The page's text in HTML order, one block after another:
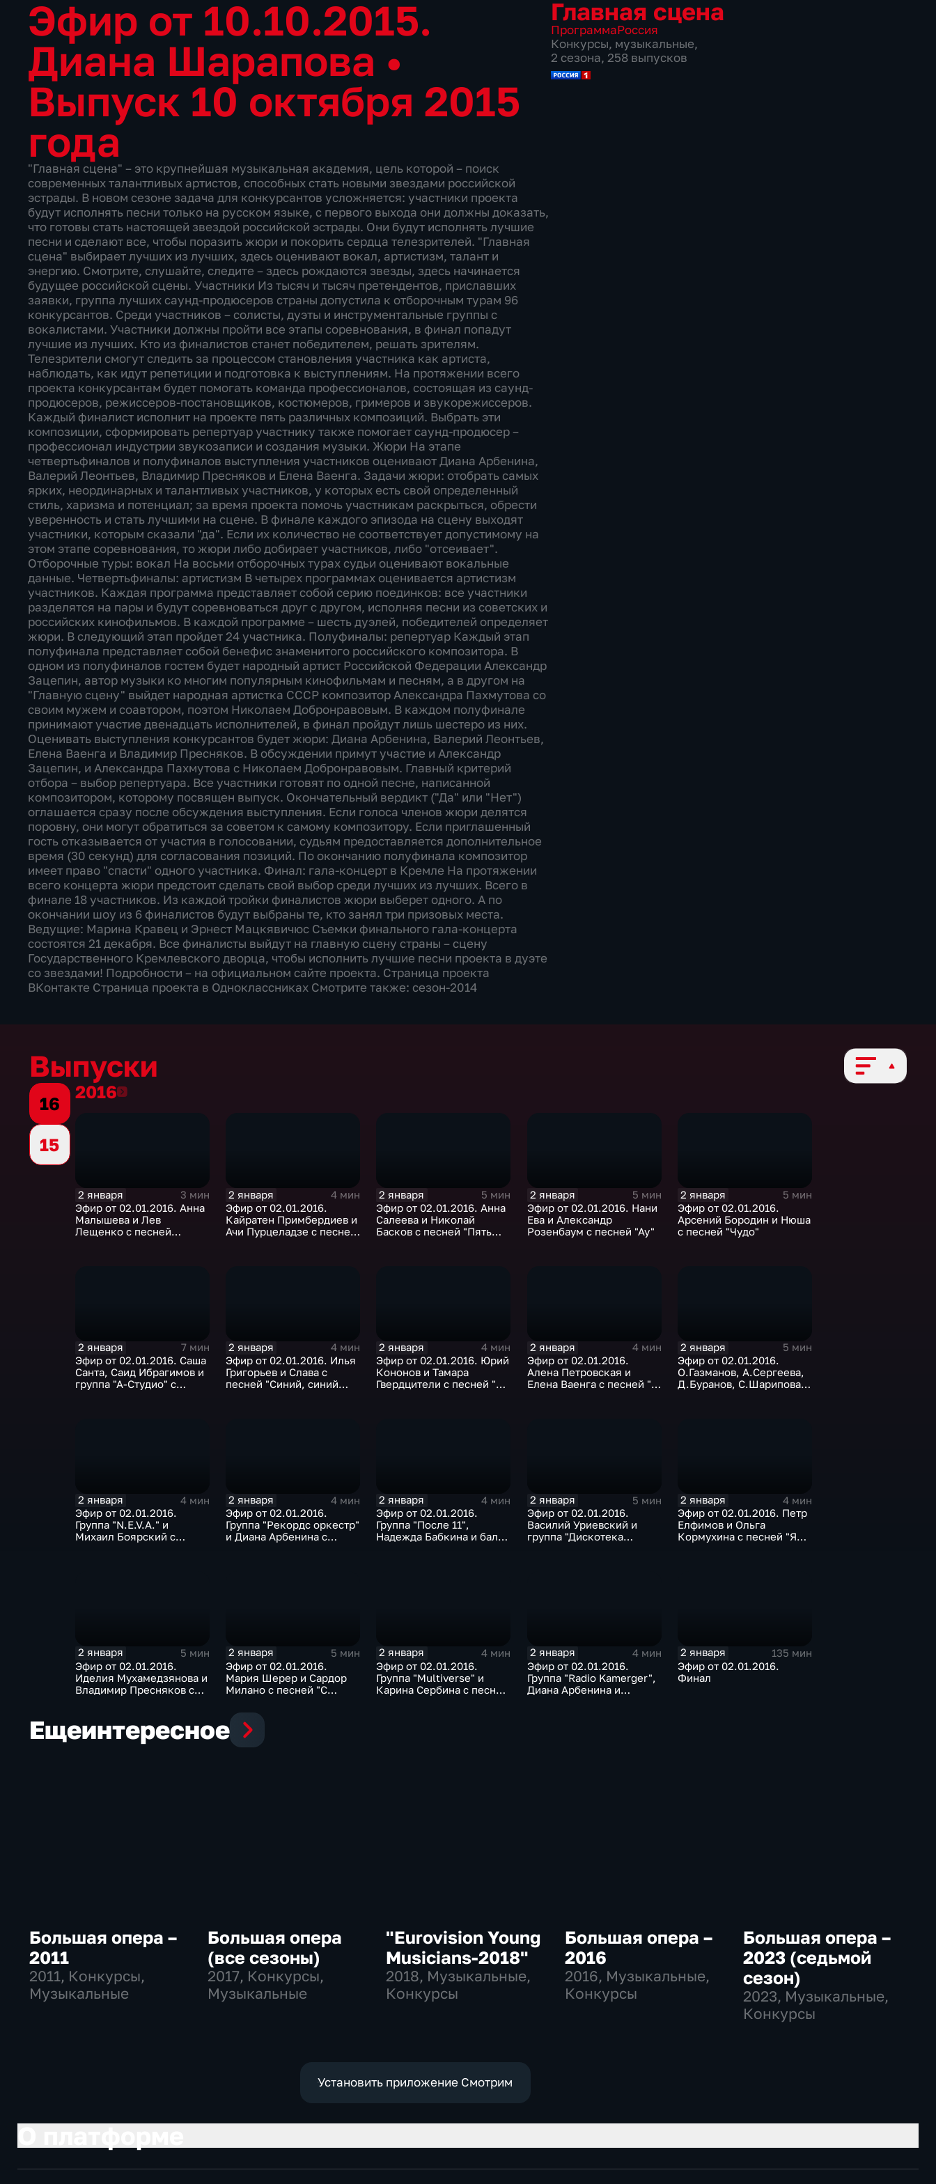
Эфир от 10.10.2015.
Диана Шарапова •
Выпуск 10 октября 2015
года
"Главная сцена" – это крупнейшая музыкальная академия, цель которой – поиск
современных талантливых артистов, способных стать новыми звездами российской
эстрады. В новом сезоне задача для конкурсантов усложняется: участники проекта
будут исполнять песни только на русском языке, с первого выхода они должны доказать,
что готовы стать настоящей звездой российской эстрады. Они будут исполнять лучшие
песни и сделают все, чтобы поразить жюри и покорить сердца телезрителей. "Главная
сцена" выбирает лучших из лучших, здесь оценивают вокал, артистизм, талант и
энергию. Смотрите, слушайте, следите – здесь рождаются звезды, здесь начинается
будущее российской сцены. Участники Из тысяч и тысяч претендентов, приславших
заявки, группа лучших саунд-продюсеров страны допустила к отборочным турам 96
конкурсантов. Среди участников – солисты, дуэты и инструментальные группы с
вокалистами. Участники должны пройти все этапы соревнования, в финал попадут
лучшие из лучших. Кто из финалистов станет победителем, решать зрителям.
Телезрители смогут следить за процессом становления участника как артиста,
наблюдать, как идут репетиции и подготовка к выступлениям. На протяжении всего
проекта конкурсантам будет помогать команда профессионалов, состоящая из саунд-
продюсеров, режиссеров-постановщиков, костюмеров, гримеров и звукорежиссеров.
Каждый финалист исполнит на проекте пять различных композиций. Выбрать эти
композиции, сформировать репертуар участнику также помогает саунд-продюсер –
профессионал индустрии звукозаписи и создания музыки. Жюри На этапе
четвертьфиналов и полуфиналов выступления участников оценивают Диана Арбенина,
Валерий Леонтьев, Владимир Пресняков и Елена Ваенга. Задачи жюри: отобрать самых
ярких, неординарных и талантливых участников, у которых есть свой определенный
стиль, харизма и потенциал; за время проекта помочь участникам раскрыться, обрести
уверенность и стать лучшими на сцене. В финале каждого эпизода на сцену выходят
участники, которым сказали "да". Если их количество не соответствует допустимому на
этом этапе соревнования, то жюри либо добирает участников, либо "отсеивает".
Отборочные туры: вокал На восьми отборочных турах судьи оценивают вокальные
данные. Четвертьфиналы: артистизм В четырех программах оценивается артистизм
участников. Каждая программа представляет собой серию поединков: все участники
разделятся на пары и будут соревноваться друг с другом, исполняя песни из советских и
российских кинофильмов. В каждой программе – шесть дуэлей, победителей определяет
жюри. В следующий этап пройдет 24 участника. Полуфиналы: репертуар Каждый этап
полуфинала представляет собой бенефис знаменитого российского композитора. В
одном из полуфиналов гостем будет народный артист Российской Федерации Александр
Зацепин, автор музыки ко многим популярным кинофильмам и песням, а в другом на
"Главную сцену" выйдет народная артистка СССР композитор Александра Пахмутова со
своим мужем и соавтором, поэтом Николаем Добронравовым. В каждом полуфинале
принимают участие двенадцать исполнителей, в финал пройдут лишь шестеро из них.
Оценивать выступления конкурсантов будет жюри: Диана Арбенина, Валерий Леонтьев,
Елена Ваенга и Владимир Пресняков. В обсуждении примут участие и Александр
Зацепин, и Александра Пахмутова с Николаем Добронравовым. Главный критерий
отбора – выбор репертуара. Все участники готовят по одной песне, написанной
композитором, которому посвящен выпуск. Окончательный вердикт ("Да" или "Нет")
оглашается сразу после обсуждения выступления. Если голоса членов жюри делятся
поровну, они могут обратиться за советом к самому композитору. Если приглашенный
гость отказывается от участия в голосовании, судьям предоставляется дополнительное
время (30 секунд) для согласования позиций. По окончанию полуфинала композитор
имеет право "спасти" одного участника. Финал: гала-концерт в Кремле На протяжении
всего концерта жюри предстоит сделать свой выбор среди лучших из лучших. Всего в
финале 18 участников. Из каждой тройки финалистов жюри выберет одного. А по
окончании шоу из 6 финалистов будут выбраны те, кто занял три призовых места.
Ведущие: Марина Кравец и Эрнест Мацкявичюс Съемки финального гала-концерта
состоятся 21 декабря. Все финалисты выйдут на главную сцену страны – сцену
Государственного Кремлевского дворца, чтобы исполнить лучшие песни проекта в дуэте
со звездами! Подробности – на официальном сайте проекта. Страница проекта
ВКонтакте Страница проекта в Одноклассниках Смотрите также: сезон-2014
Главная сцена
ПрограммаРоссия
Конкурсы, музыкальные,
2 сезона, 258 выпусков
Выпуски
16
15
20162016
2 января
3 мин
Эфир от 02.01.2016. Анна
Малышева и Лев
Лещенко с песней
2 января
4 мин
Эфир от 02.01.2016.
Кайратен Примбердиев и
Ачи Пурцеладзе с песней
2 января
5 мин
Эфир от 02.01.2016. Анна
Салеева и Николай
Басков с песней "Пять
2 января
5 мин
Эфир от 02.01.2016. Нани
Ева и Александр
Розенбаум с песней "Ау"
2 января
5 мин
Эфир от 02.01.2016.
Арсений Бородин и Нюша
с песней "Чудо"
2 января
7 мин
Эфир от 02.01.2016. Саша
Санта, Саид Ибрагимов и
группа "А-Студио" с
2 января
4 мин
Эфир от 02.01.2016. Илья
Григорьев и Слава с
песней "Синий, синий
2 января
4 мин
Эфир от 02.01.2016. Юрий
Кононов и Тамара
Гвердцители с песней "Ты
2 января
4 мин
Эфир от 02.01.2016.
Алена Петровская и
Елена Ваенга с песней "А
2 января
5 мин
Эфир от 02.01.2016.
О.Газманов, А.Сергеева,
Д.Буранов, С.Шарипова,
2 января
4 мин
Эфир от 02.01.2016.
Группа "N.E.V.A." и
Михаил Боярский с
2 января
4 мин
Эфир от 02.01.2016.
Группа "Рекордс оркестр"
и Диана Арбенина с
2 января
4 мин
Эфир от 02.01.2016.
Группа "После 11",
Надежда Бабкина и балет
2 января
5 мин
Эфир от 02.01.2016.
Василий Уриевский и
группа "Дискотека
2 января
4 мин
Эфир от 02.01.2016. Петр
Елфимов и Ольга
Кормухина с песней "Я
2 января
5 мин
Эфир от 02.01.2016.
Иделия Мухамедзянова и
Владимир Пресняков с
2 января
5 мин
Эфир от 02.01.2016.
Мария Шерер и Сардор
Милано с песней "С
2 января
4 мин
Эфир от 02.01.2016.
Группа "Multiverse" и
Карина Сербина с песней
2 января
4 мин
Эфир от 02.01.2016.
Группа "Radio Kamerger",
Диана Арбенина и
2 января
135 мин
Эфир от 02.01.2016.
Финал
Ещеинтересное
Большая опера –
2011
2011, Конкурсы,
Музыкальные
Большая опера
(все сезоны)
2017, Конкурсы,
Музыкальные
"Eurovision Young
Musicians-2018"
2018, Музыкальные,
Конкурсы
Большая опера –
2016
2016, Музыкальные,
Конкурсы
Большая опера –
2023 (седьмой
сезон)
2023, Музыкальные,
Конкурсы
Установить приложение Смотрим